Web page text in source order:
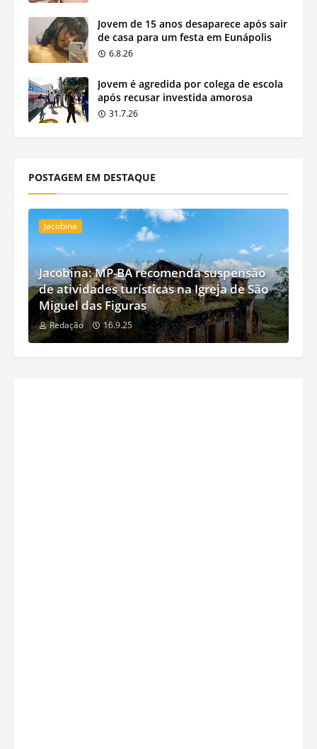
Jovem de 15 anos desaparece após sair
de casa para um festa em Eunápolis
6.8.26
Jovem é agredida por colega de escola
após recusar investida amorosa
31.7.26
POSTAGEM EM DESTAQUE
Jacobina
Jacobina: MP-BA recomenda suspensão
de atividades turísticas na Igreja de São
Miguel das Figuras
Redação 16.9.25